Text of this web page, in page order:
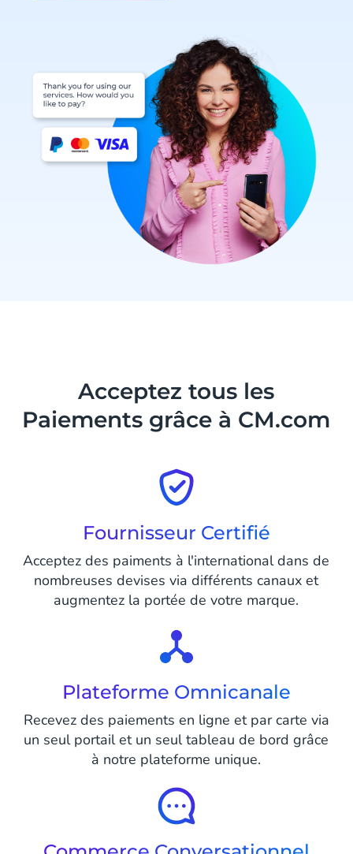
Acceptez tous les
Paiements grâce à CM.com
Fournisseur Certifié
Acceptez des paiments à l'international dans de
nombreuses devises via différents canaux et
augmentez la portée de votre marque.
Plateforme Omnicanale
Recevez des paiements en ligne et par carte via
un seul portail et un seul tableau de bord grâce
à notre plateforme unique.